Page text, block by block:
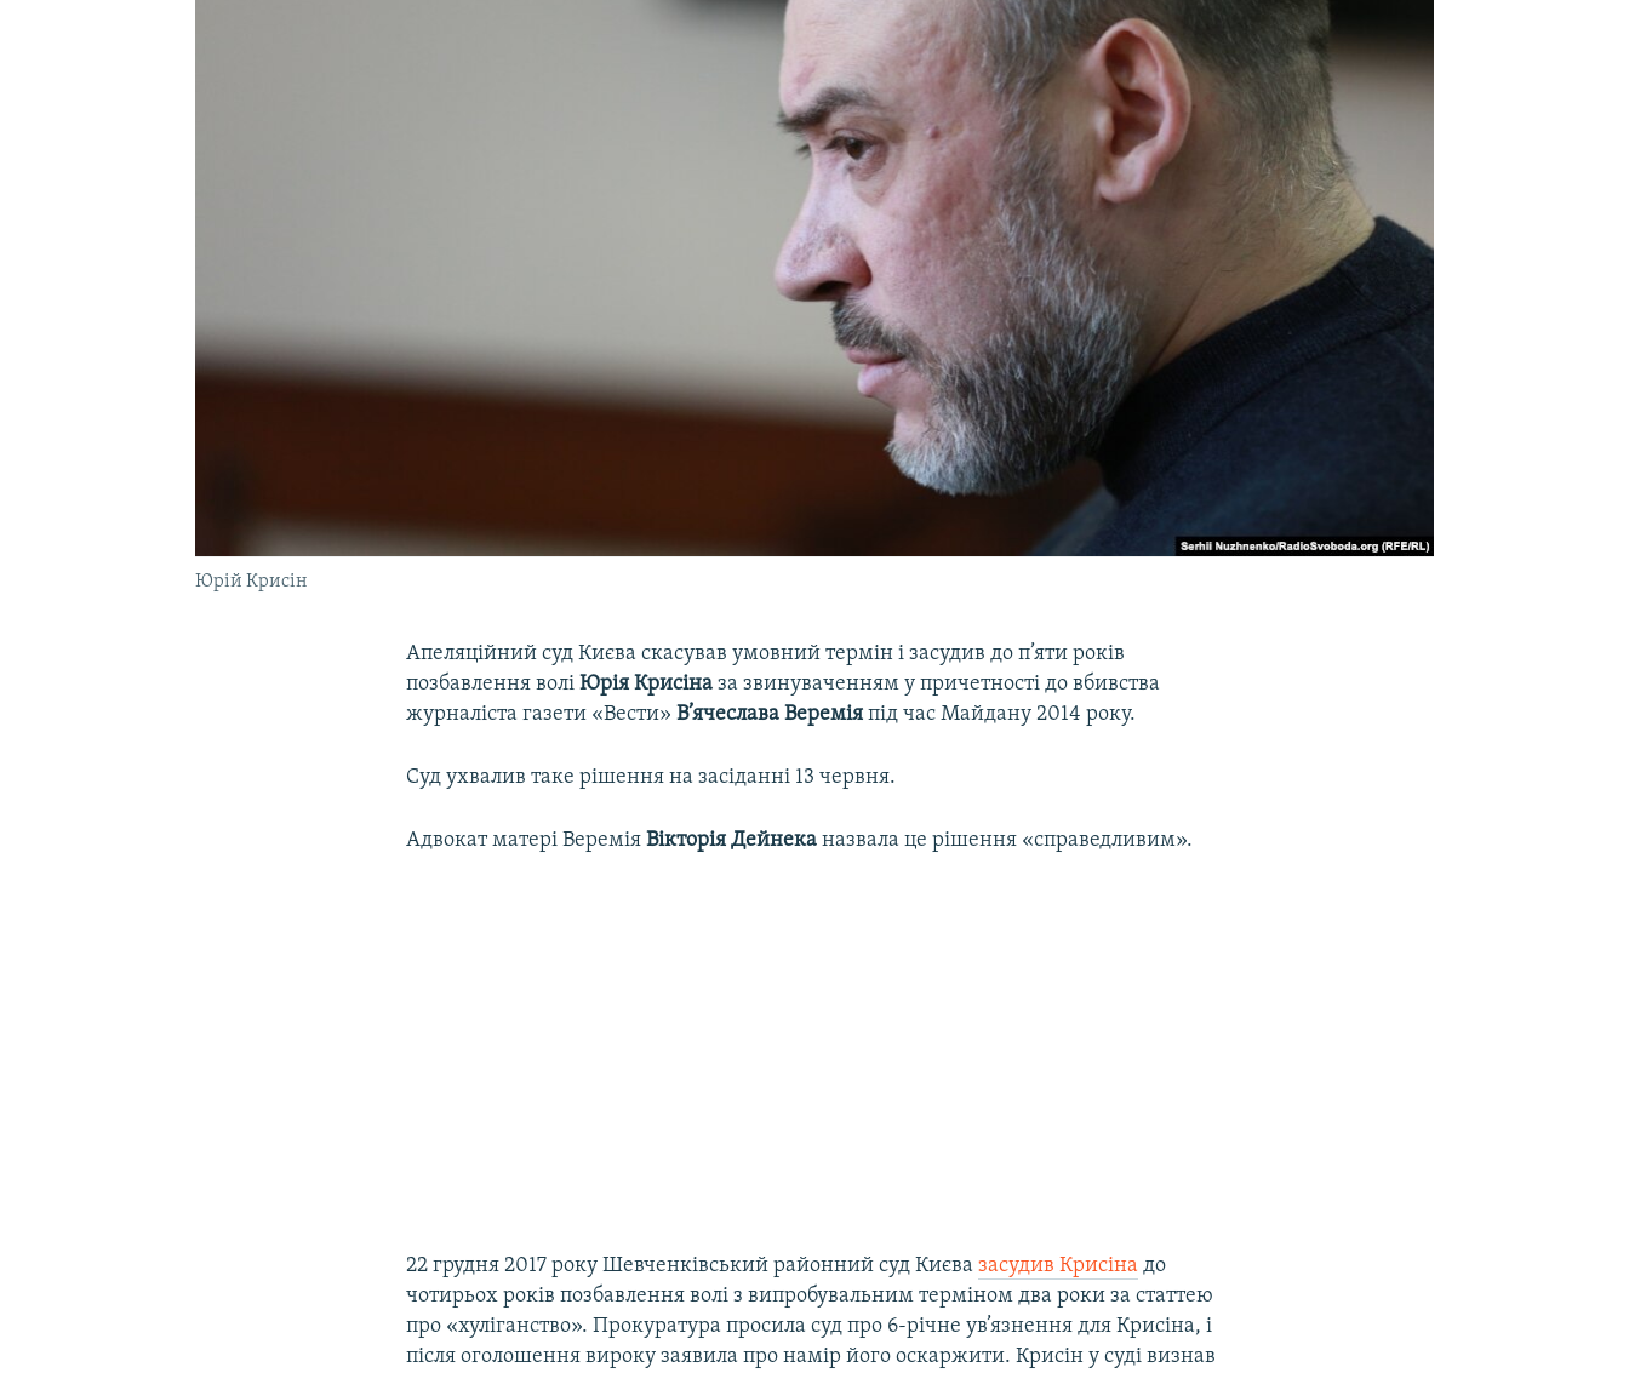
Юрій Крисін
Апеляційний суд Києва скасував умовний термін і засудив до п’яти років
позбавлення воліЮрія Крисіназа звинуваченням у причетності до вбивства
журналіста газети «Вести»В’ячеслава Вереміяпід час Майдану 2014 року.
Суд ухвалив таке рішення на засіданні 13 червня.
Адвокат матері ВереміяВікторія Дейнека назвала це рішення «справедливим».
22 грудня 2017 року Шевченківський районний суд Києвазасудив Крисіна до
чотирьох років позбавлення волі з випробувальним терміном два роки за статтею
про «хуліганство». Прокуратура просила суд про 6-річне ув’язнення для Крисіна, і
після оголошення вироку заявила про намір його оскаржити. Крисін у суді визнав